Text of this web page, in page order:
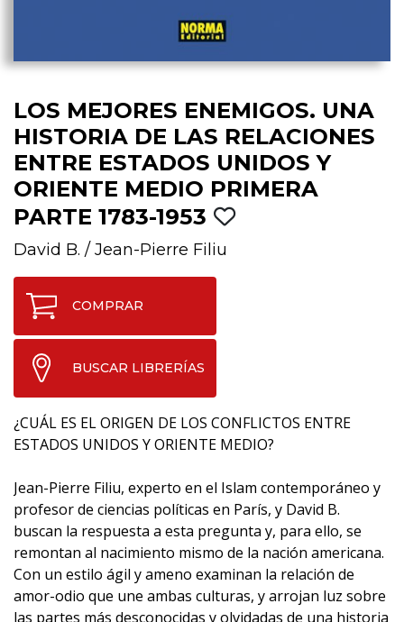
LOS MEJORES ENEMIGOS. UNA
HISTORIA DE LAS RELACIONES
ENTRE ESTADOS UNIDOS Y
ORIENTE MEDIO PRIMERA
PARTE 1783-1953
David B. / Jean-Pierre Filiu
COMPRAR
BUSCAR LIBRERÍAS
¿CUÁL ES EL ORIGEN DE LOS CONFLICTOS ENTRE
ESTADOS UNIDOS Y ORIENTE MEDIO?
Jean-Pierre Filiu, experto en el Islam contemporáneo y
profesor de ciencias políticas en París, y David B.
buscan la respuesta a esta pregunta y, para ello, se
remontan al nacimiento mismo de la nación americana.
Con un estilo ágil y ameno examinan la relación de
amor-odio que une ambas culturas, y arrojan luz sobre
las partes más desconocidas y olvidadas de una historia